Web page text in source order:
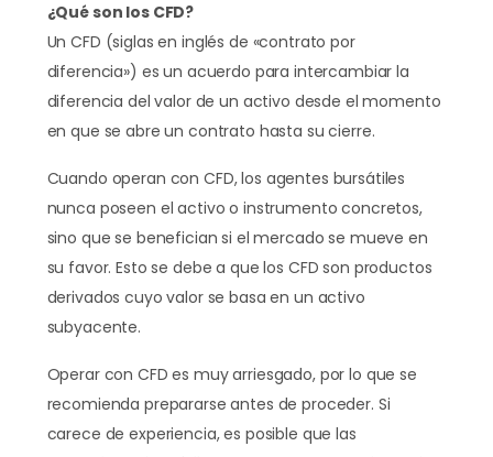
¿Qué son los CFD?
Un CFD (siglas en inglés de «contrato por
diferencia») es un acuerdo para intercambiar la
diferencia del valor de un activo desde el momento
en que se abre un contrato hasta su cierre.
Cuando operan con CFD, los agentes bursátiles
nunca poseen el activo o instrumento concretos,
sino que se benefician si el mercado se mueve en
su favor. Esto se debe a que los CFD son productos
derivados cuyo valor se basa en un activo
subyacente.
Operar con CFD es muy arriesgado, por lo que se
recomienda prepararse antes de proceder. Si
carece de experiencia, es posible que las